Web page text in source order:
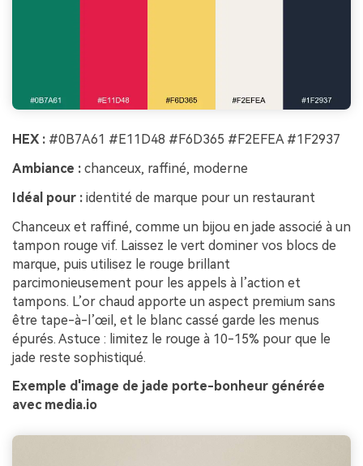
HEX : #0B7A61 #E11D48 #F6D365 #F2EFEA #1F2937
Ambiance : chanceux, raffiné, moderne
Idéal pour : identité de marque pour un restaurant
Chanceux et raffiné, comme un bijou en jade associé à un
tampon rouge vif. Laissez le vert dominer vos blocs de
marque, puis utilisez le rouge brillant
parcimonieusement pour les appels à l’action et
tampons. L’or chaud apporte un aspect premium sans
être tape-à-l’œil, et le blanc cassé garde les menus
épurés. Astuce : limitez le rouge à 10-15% pour que le
jade reste sophistiqué.
Exemple d'image de jade porte-bonheur générée
avec media.io